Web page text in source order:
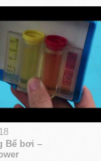
Bể bơi –